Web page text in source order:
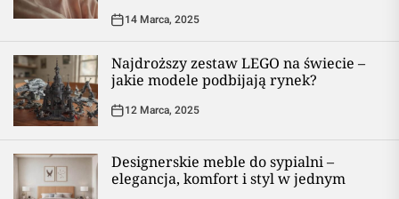
14 Marca, 2025
Najdroższy zestaw LEGO na świecie –
jakie modele podbijają rynek?
12 Marca, 2025
Designerskie meble do sypialni –
elegancja, komfort i styl w jednym